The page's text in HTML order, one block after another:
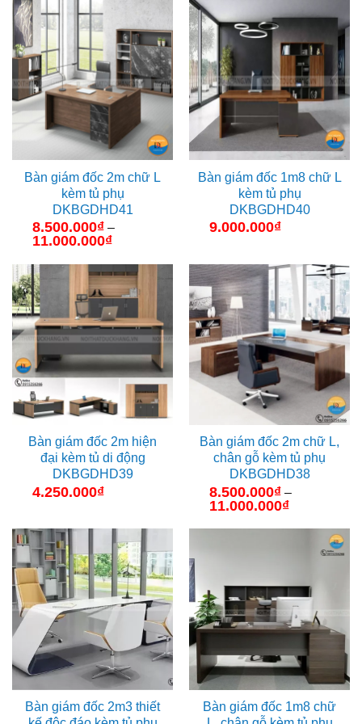
9.400.000₫
đến
12.000.000₫
7.900.000₫
đến
10.500.000₫
Bàn giám đốc 2m chữ L
kèm tủ phụ
DKBGDHD41
8.500.000₫ –
11.000.000₫Khoảng
từ
8.500.000₫
đến
11.000.000₫
Bàn giám đốc 1m8 chữ L
kèm tủ phụ
DKBGDHD40
9.000.000₫
Bàn giám đốc 2m hiện
đại kèm tủ di động
DKBGDHD39
4.250.000₫
Bàn giám đốc 2m chữ L,
chân gỗ kèm tủ phụ
DKBGDHD38
8.500.000₫ –
11.000.000₫Khoảng
từ
8.500.000₫
Bàn giám đốc 2m3 thiết
Bàn giám đốc 1m8 chữ